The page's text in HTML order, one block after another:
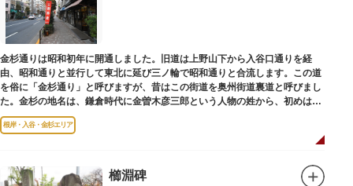
金杉通りは昭和初年に開通しました。旧道は上野山下から入谷口通りを経
由、昭和通りと並行して東北に延び三ノ輪で昭和通りと合流します。この道
を俗に「金杉通り」と呼びますが、昔はこの街道を奥州街道裏道と呼びまし
た。金杉の地名は、鎌倉時代に金曽木彦三郎という人物の姓から、初めは金
曽木、それが金杉に変わったものとされています。
根岸・入谷・金杉エリア
櫛淵碑